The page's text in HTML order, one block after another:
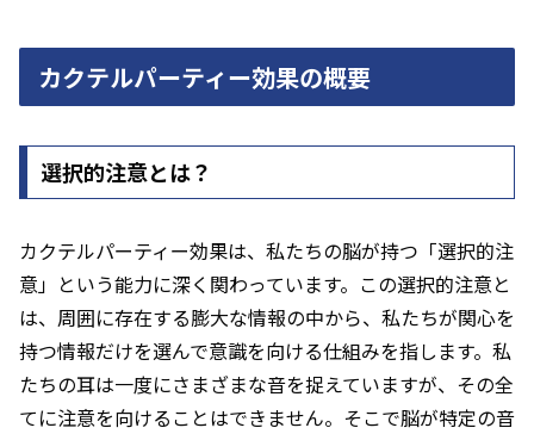
カクテルパーティー効果の概要
選択的注意とは？
カクテルパーティー効果は、私たちの脳が持つ「選択的注
意」という能力に深く関わっています。この選択的注意と
は、周囲に存在する膨大な情報の中から、私たちが関心を
持つ情報だけを選んで意識を向ける仕組みを指します。私
たちの耳は一度にさまざまな音を捉えていますが、その全
てに注意を向けることはできません。そこで脳が特定の音